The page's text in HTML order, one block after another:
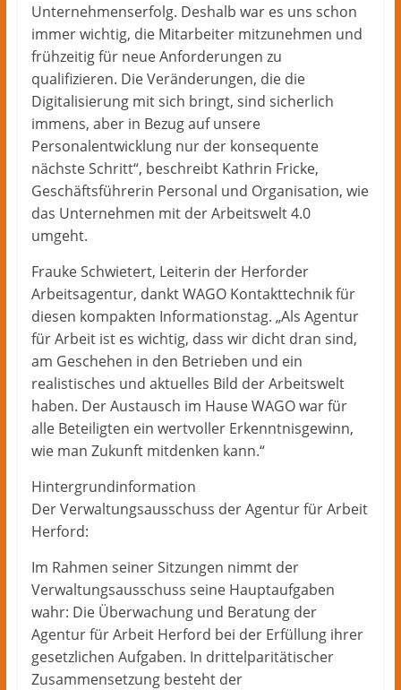
Unternehmenserfolg. Deshalb war es uns schon
immer wichtig, die Mitarbeiter mitzunehmen und
frühzeitig für neue Anforderungen zu
qualifizieren. Die Veränderungen, die die
Digitalisierung mit sich bringt, sind sicherlich
immens, aber in Bezug auf unsere
Personalentwicklung nur der konsequente
nächste Schritt“, beschreibt Kathrin Fricke,
Geschäftsführerin Personal und Organisation, wie
das Unternehmen mit der Arbeitswelt 4.0
umgeht.
Frauke Schwietert, Leiterin der Herforder
Arbeitsagentur, dankt WAGO Kontakttechnik für
diesen kompakten Informationstag. „Als Agentur
für Arbeit ist es wichtig, dass wir dicht dran sind,
am Geschehen in den Betrieben und ein
realistisches und aktuelles Bild der Arbeitswelt
haben. Der Austausch im Hause WAGO war für
alle Beteiligten ein wertvoller Erkenntnisgewinn,
wie man Zukunft mitdenken kann.“
Hintergrundinformation
Der Verwaltungsausschuss der Agentur für Arbeit
Herford:
Im Rahmen seiner Sitzungen nimmt der
Verwaltungsausschuss seine Hauptaufgaben
wahr: Die Überwachung und Beratung der
Agentur für Arbeit Herford bei der Erfüllung ihrer
gesetzlichen Aufgaben. In drittelparitätischer
Zusammensetzung besteht der